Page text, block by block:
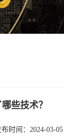
些技术？
布时间：2024-03-05